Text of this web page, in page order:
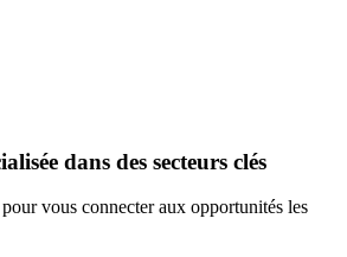
dans des secteurs clés
vous connecter aux opportunités les